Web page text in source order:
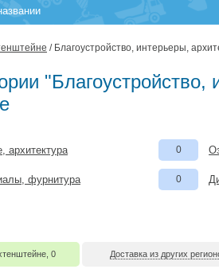
/ Благоустройство, интерьеры,
"Благоустройство,
архитектура 0
фурнитура 0
0 Доставка из других